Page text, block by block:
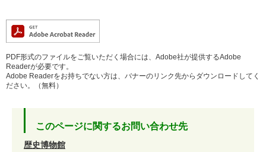
PDF形式のファイルをご覧いただく場合には、Adobe社が提供するAdobe
Readerが必要です。
Adobe Readerをお持ちでない方は、バナーのリンク先からダウンロードしてく
ださい。（無料）
このページに関するお問い合わせ先
歴史博物館